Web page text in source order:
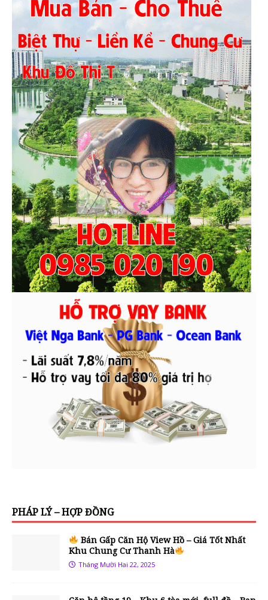
PHÁP LÝ – HỢP ĐỒNG
Bán Gấp Căn Hộ View Hồ – Giá Tốt Nhất
Khu Chung Cư Thanh Hà
Tháng Mười Hai 22, 2025